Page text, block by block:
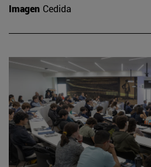
Imagen Cedida